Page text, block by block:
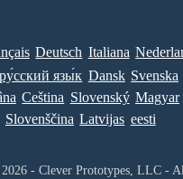
Deutsch Italiana
ру́сский язы́к Dansk Svenska
Ceština Slovenský Magyar
Slovenščina Latvijas eesti
- Clever Prototypes, LLC -